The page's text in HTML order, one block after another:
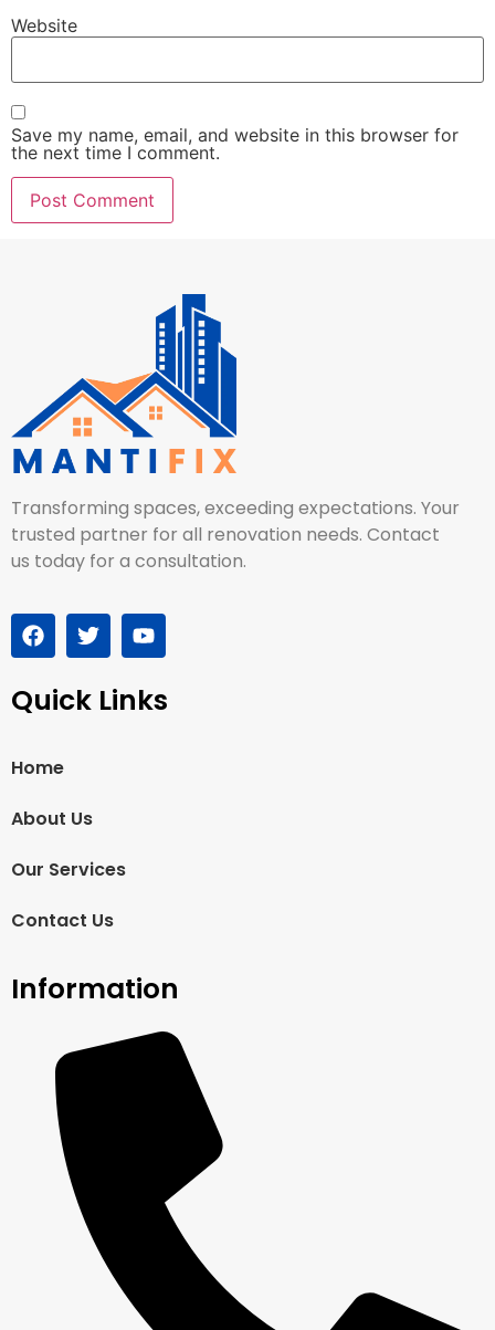
Website
Save my name, email, and website in this browser for
the next time I comment.
Transforming spaces, exceeding expectations. Your
trusted partner for all renovation needs. Contact
us today for a consultation.
Quick Links
Home
About Us
Our Services
Contact Us
Information